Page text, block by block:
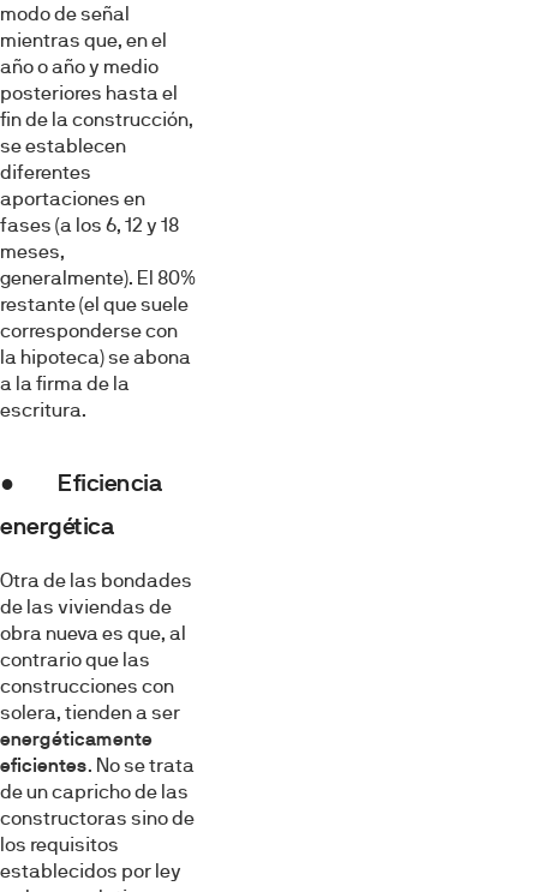
modo de señal
mientras que, en el
año o año y medio
posteriores hasta el
fin de la construcción,
se establecen
diferentes
aportaciones en
fases (a los 6, 12 y 18
meses,
generalmente). El 80%
restante (el que suele
corresponderse con
la hipoteca) se abona
a la firma de la
escritura.
● Eficiencia
energética
Otra de las bondades
de las viviendas de
obra nueva es que, al
contrario que las
construcciones con
solera, tienden a ser
energéticamente
eficientes. No se trata
de un capricho de las
constructoras sino de
los requisitos
establecidos por ley